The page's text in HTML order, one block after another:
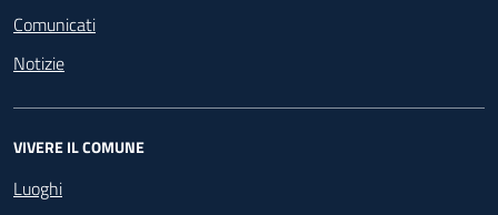
Comunicati
Notizie
VIVERE IL COMUNE
Luoghi